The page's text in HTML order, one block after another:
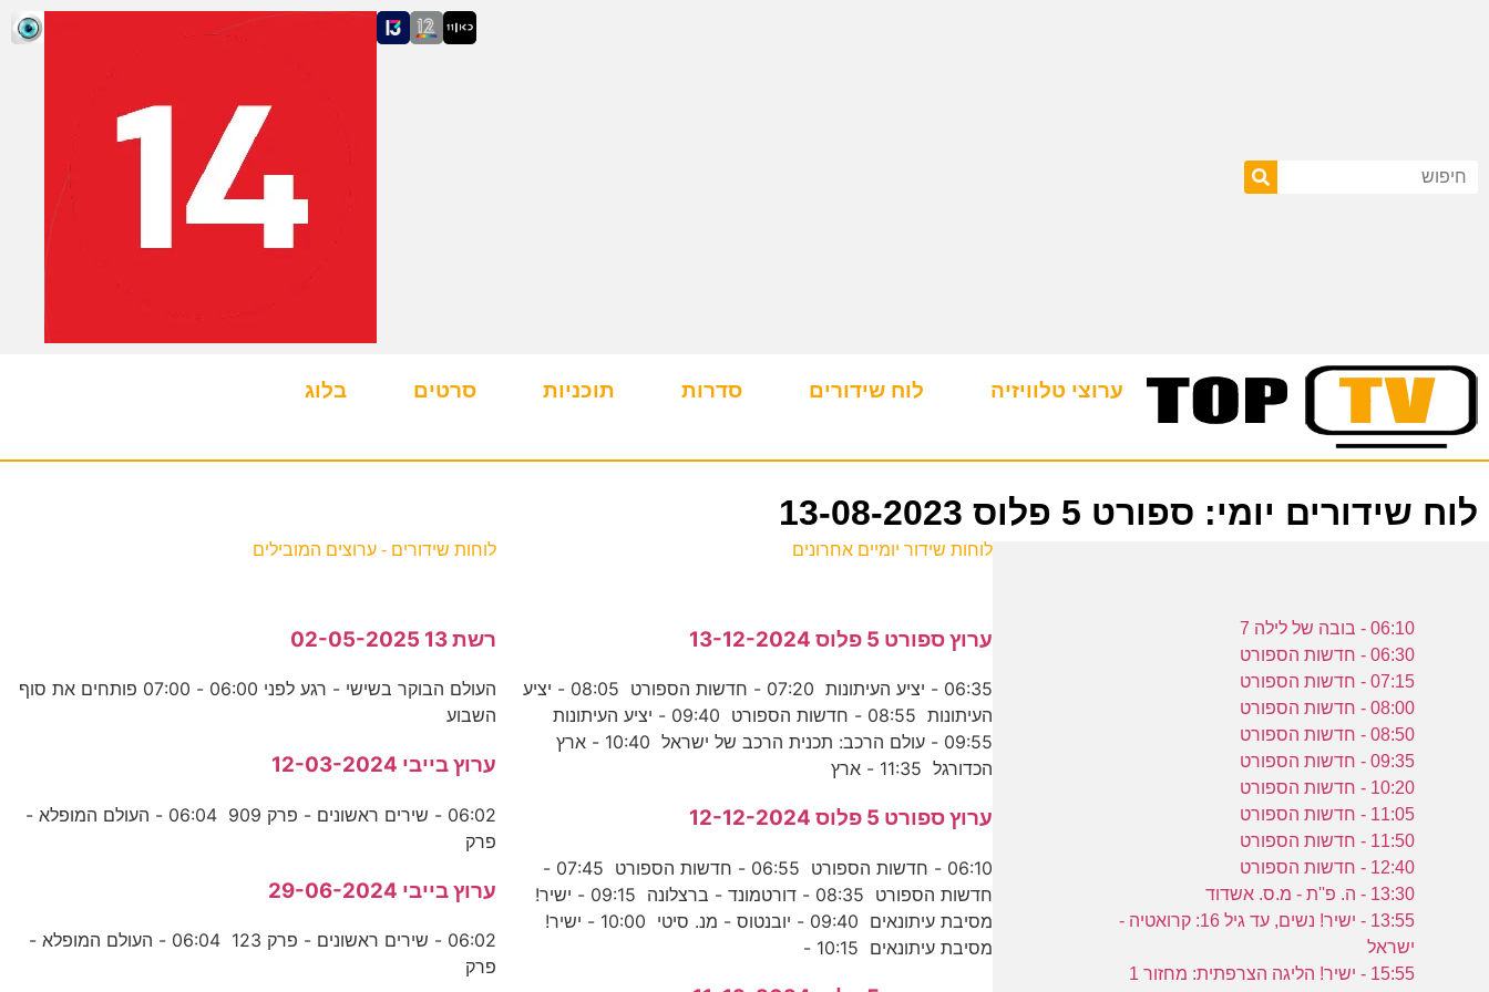
ערוצי טלוויזיה לוח שידורים סדרות תוכניות סרטים בלוג
לוח שידורים יומי: ספורט 5 פלוס 13-08-2023
06:10 - בובה של לילה 7
06:30 - חדשות הספורט
07:15 - חדשות הספורט
08:00 - חדשות הספורט
08:50 - חדשות הספורט
09:35 - חדשות הספורט
10:20 - חדשות הספורט
11:05 - חדשות הספורט
11:50 - חדשות הספורט
12:40 - חדשות הספורט
13:30 - ה. פ''ת - מ.ס. אשדוד
13:55 - ישיר! נשים, עד גיל 16: קרואטיה -
ישראל
15:55 - ישיר! הליגה הצרפתית: מחזור 1
לוחות שידור יומיים אחרונים
ערוץ ספורט 5 פלוס 13-12-2024
06:35 - יציע העיתונות 07:20 - חדשות הספורט 08:05 - יציע
העיתונות 08:55 - חדשות הספורט 09:40 - יציע העיתונות
09:55 - עולם הרכב: תכנית הרכב של ישראל 10:40 - ארץ
הכדורגל 11:35 - ארץ
ערוץ ספורט 5 פלוס 12-12-2024
06:10 - חדשות הספורט 06:55 - חדשות הספורט 07:45 -
חדשות הספורט 08:35 - דורטמונד - ברצלונה 09:15 - ישיר!
מסיבת עיתונאים 09:40 - יובנטוס - מנ. סיטי 10:00 - ישיר!
מסיבת עיתונאים 10:15 -
לוחות שידורים - ערוצים המובילים
רשת 13 02-05-2025
העולם הבוקר בשישי - רגע לפני 06:00 - 07:00 פותחים את סוף
השבוע
ערוץ בייבי 12-03-2024
06:02 - שירים ראשונים - פרק 909 06:04 - העולם המופלא -
פרק
ערוץ בייבי 29-06-2024
06:02 - שירים ראשונים - פרק 123 06:04 - העולם המופלא -
פרק